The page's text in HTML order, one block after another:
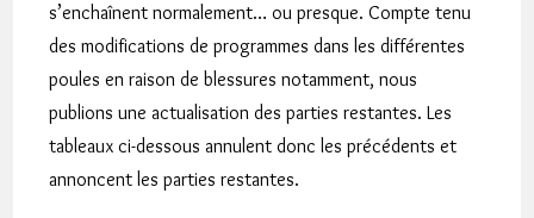
s’enchaînent normalement… ou presque. Compte tenu
des modifications de programmes dans les différentes
poules en raison de blessures notamment, nous
publions une actualisation des parties restantes. Les
tableaux ci-dessous annulent donc les précédents et
annoncent les parties restantes.